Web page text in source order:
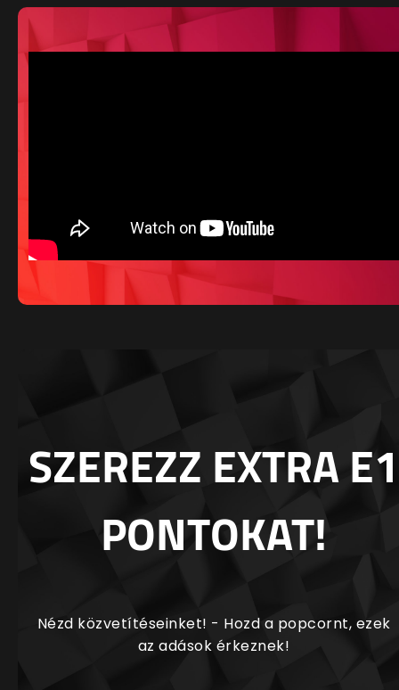
SZEREZZ EXTRA E1
PONTOKAT!
Nézd közvetítéseinket! - Hozd a popcornt, ezek
az adások érkeznek!